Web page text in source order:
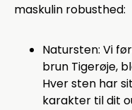
maskulin robusthed:
Natursten: Vi
brun Tigerøje,
Hver sten har
karakter til dit